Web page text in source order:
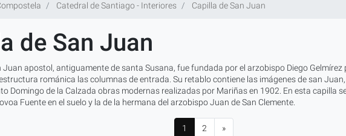
Catedral de Santiago - Interiores Capilla de San Juan
de San Juan
Juan apostol, antiguamente de santa Susana, fue fundada por el arzobispo Diego Gelmírez
románica las columnas de entrada. Su retablo contiene las imágenes de san Juan,
Domingo de la Calzada obras modernas realizadas por Mariñas en 1902. En esta capilla
Fuente en el suelo y la de la hermana del arzobispo Juan de San Clemente.
1 2 »